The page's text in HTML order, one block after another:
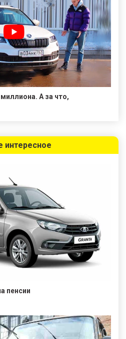
А за что,
интересное
пенсии